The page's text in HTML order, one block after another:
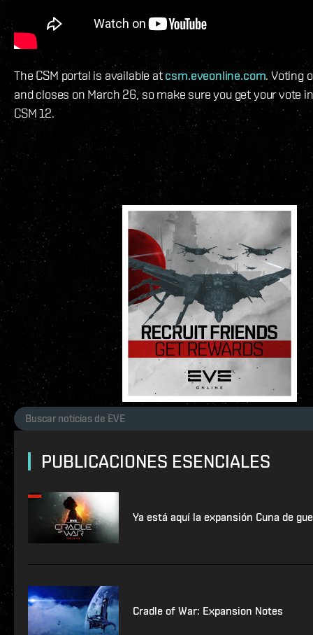
The CSM portal is available atcsm.eveonline.com. Voting
and closes on March 26, so make sure you get your vote
CSM 12.
PUBLICACIONES ESENCIALES
Ya está aquí la expansión Cuna de
Cradle of War: Expansion Notes